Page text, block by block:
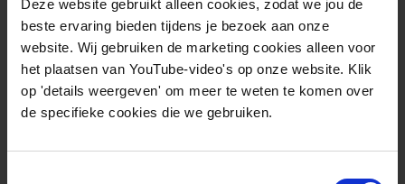
Deze website gebruikt alleen cookies, zodat we jou de
beste ervaring bieden tijdens je bezoek aan onze
website. Wij gebruiken de marketing cookies alleen voor
het plaatsen van YouTube-video's op onze website. Klik
op 'details weergeven' om meer te weten te komen over
de specifieke cookies die we gebruiken.